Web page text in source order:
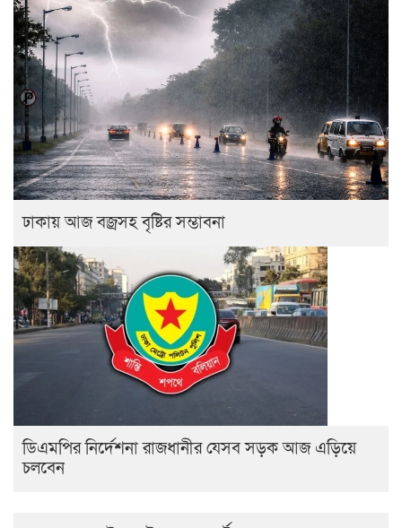
ঢাকায় আজ বজ্রসহ বৃষ্টির সম্ভাবনা
ডিএমপির নির্দেশনা রাজধানীর যেসব সড়ক আজ এড়িয়ে
চলবেন